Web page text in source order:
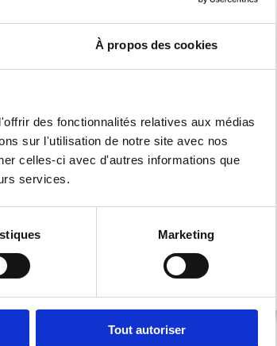
À propos des cookies
des fonctionnalités relatives aux médias
sur l'utilisation de notre site avec nos
celles-ci avec d'autres informations que
services.
Marketing
Tout autoriser
des femmes et des hommes
eux, avec leurs actions, leurs
de chaque mois grâce à la
à faciliter votre vie de
revenir sur une thématique
de la richesse produite par le
du travail, salaire,
de vigilance… sont autant de
bas de page ↓